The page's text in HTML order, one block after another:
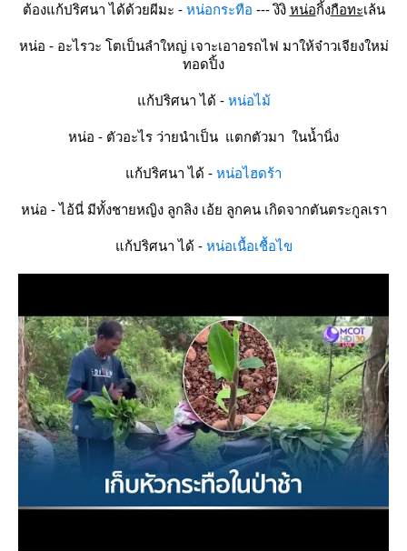
ต้องแก้ปริศนา ได้ด้วยผีมะ - หน่อกระทือ --- งิงิ หน่อกิ้งกือทะเล้น
หน่อ - อะไรวะ โตเป็นลำใหญ่ เจาะเอาอรถไฟ มาให้จ๋าวเจียงใหม่
ทอดปิ้ง
ก้ปริศนา ได้ - หน่อไม้
หน่อ - ตัวอะไร ว่ายนำเป็น แตกตัวมา ในน้ำนิ่ง
ก้ปริศนา ได้ - หน่อไฮดร้า
หน่อ - ไอ้นี่ มีทั้งชายหญิง ลูกลิง เอ้ย ลูกคน เกิดจากตันตระกูลเรา
ก้ปริศนา ได้ - หน่อเนื้อเชื้อไข